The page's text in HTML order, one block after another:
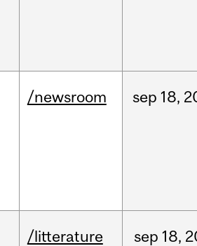
/newsroom sep 18,
/litterature sep 18,